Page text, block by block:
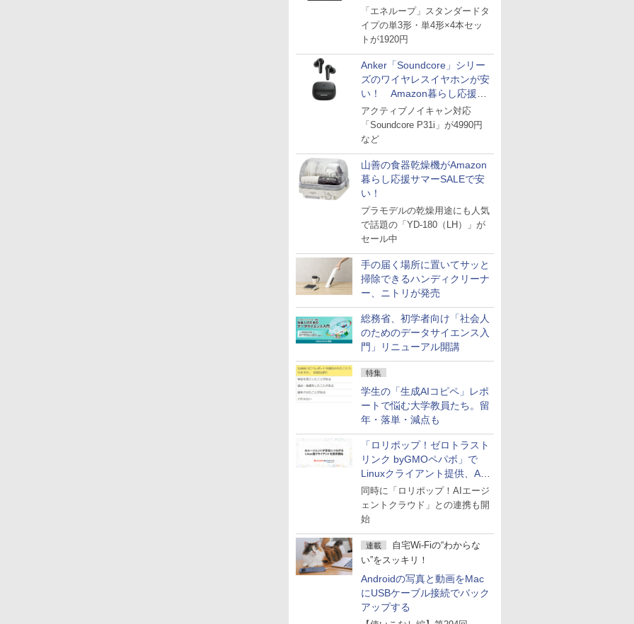
日
「エネループ」スタンダードタ
イプの単3形・単4形×4本セッ
トが1920円
Anker「Soundcore」シリー
ズのワイヤレスイヤホンが安
い！ Amazon暮らし応援サ
マーSALE
アクティブノイキャン対応
「Soundcore P31i」が4990円
など
山善の食器乾燥機がAmazon
暮らし応援サマーSALEで安
い！
プラモデルの乾燥用途にも人気
で話題の「YD-180（LH）」が
セール中
手の届く場所に置いてサッと
掃除できるハンディクリーナ
ー、ニトリが発売
総務省、初学者向け「社会人
のためのデータサイエンス入
門」リニューアル開講
特集
学生の「生成AIコピペ」レポ
ートで悩む大学教員たち。留
年・落単・減点も
「ロリポップ！ゼロトラスト
リンク byGMOペパボ」で
Linuxクライアント提供、AI
エージェントの接続が容易に
同時に「ロリポップ！AIエージ
ェントクラウド」との連携も開
始
連載
自宅Wi-Fiの“わからな
い”をスッキリ！
Androidの写真と動画をMac
にUSBケーブル接続でバック
アップする